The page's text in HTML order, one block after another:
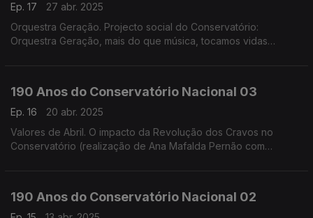
Ep. 17
27 abr. 2025
Orquestra Geração. Projecto social do Conservatório:
Orquestra Geração, mais do que música, tocamos vidas
190 Anos do Conservatório Nacional 03
Ep. 16
20 abr. 2025
Valores de Abril. O impacto da Revolução dos Cravos no
Conservatório (realização de Ana Mafalda Pernão com
190 Anos do Conservatório Nacional 02